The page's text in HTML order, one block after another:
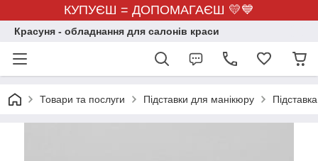
КУПУЄШ = ДОПОМАГАЄШ 💛💙
Красуня - обладнання для салонів краси
Товари та послуги Підставки для манікюру